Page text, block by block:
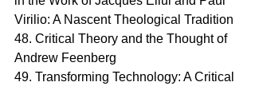
Virilio: A Nascent Theological Tradition
48. Critical Theory and the Thought of
Andrew Feenberg
49. Transforming Technology: A Critical